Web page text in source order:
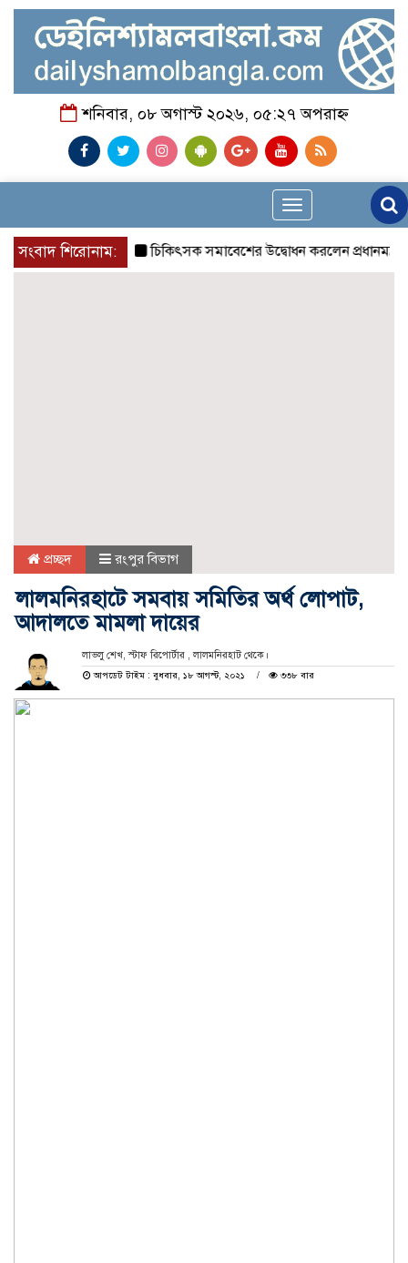
শনিবার, ০৮ অগাস্ট ২০২৬, ০৫:২৭ অপরাহ্ন
Toggle
navigation
সংবাদ শিরোনাম:চিকিৎসক সমাবেশের উদ্বোধন করলেন প্রধানমন্ত্রী
প্রচ্ছদ রংপুর বিভাগ
লালমনিরহাটে সমবায় সমিতির অর্থ লোপাট,
আদালতে মামলা দায়ের
লাভলু শেখ, স্টাফ রিপোর্টার , লালমনিরহাট থেকে।
আপডেট টাইম : বুধবার, ১৮ আগস্ট, ২০২১
৩৩৮ বার